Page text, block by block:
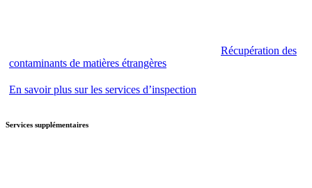
Récupération des
contaminants de matières étrangères
En savoir plus sur les services d’inspection
Services supplémentaires